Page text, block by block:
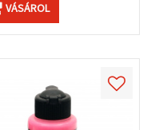
VÁSÁROL